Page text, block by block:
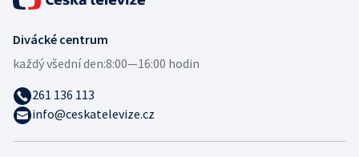
Divácké centrum
každý všední den:8:00—16:00 hodin
261 136 113
info@ceskatelevize.cz